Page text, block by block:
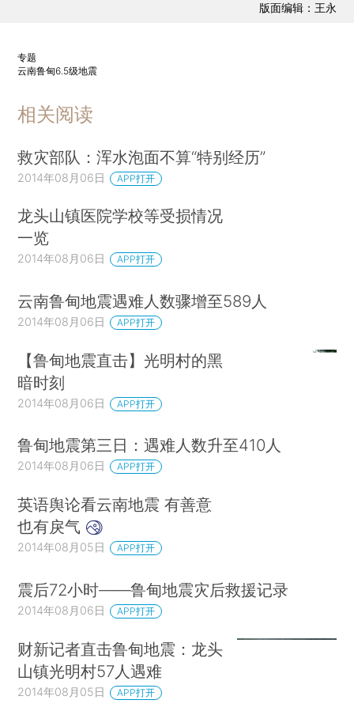
版面编辑：王永
专题
云南鲁甸6.5级地震
相关阅读
救灾部队：浑水泡面不算“特别经历”
2014年08月06日 APP打开
龙头山镇医院学校等受损情况
一览
2014年08月06日 APP打开
云南鲁甸地震遇难人数骤增至589人
2014年08月06日 APP打开
【鲁甸地震直击】光明村的黑
暗时刻
2014年08月06日 APP打开
鲁甸地震第三日：遇难人数升至410人
2014年08月06日 APP打开
英语舆论看云南地震 有善意
也有戾气
2014年08月05日 APP打开
震后72小时——鲁甸地震灾后救援记录
2014年08月06日 APP打开
财新记者直击鲁甸地震：龙头
山镇光明村57人遇难
2014年08月05日 APP打开